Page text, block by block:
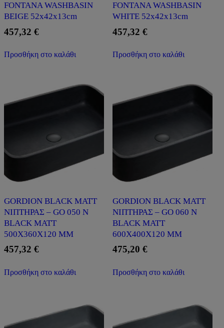
FONTANA WASHBASIN
BEIGE 52x42x13cm
457,32 €
Προσθήκη στο καλάθι
FONTANA WASHBASIN
WHITE 52x42x13cm
457,32 €
Προσθήκη στο καλάθι
GORDION BLACK MATT
ΝΙΠΤΗΡΑΣ – GO 050 N
BLACK MATT
500X360X120 MM
457,32 €
Προσθήκη στο καλάθι
GORDION BLACK MATT
ΝΙΠΤΗΡΑΣ – GO 060 N
BLACK MATT
600X400X120 MM
475,20 €
Προσθήκη στο καλάθι